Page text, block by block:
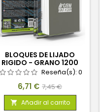
BLOQUES DE LIJADO
RIGIDO - GRANO 1200
Reseña(s): 0
Precio
6,71 € Precio
base
7,45 €
 Añadir al carrito